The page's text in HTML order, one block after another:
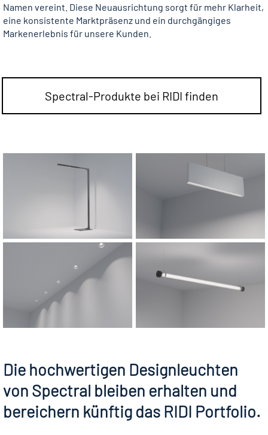
Namen vereint. Diese Neuausrichtung sorgt für mehr Klarheit,
eine konsistente Marktpräsenz und ein durchgängiges
Markenerlebnis für unsere Kunden.
Spectral-Produkte bei RIDI finden
Die hochwertigen Designleuchten
von Spectral bleiben erhalten und
bereichern künftig das RIDI Portfolio.